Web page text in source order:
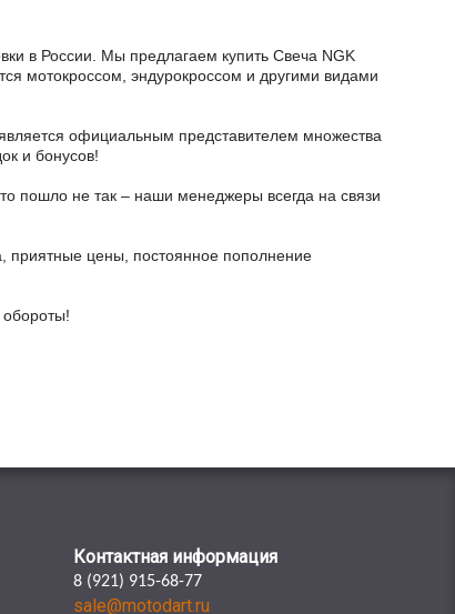
в России. Мы предлагаем купить Свеча NGK
мотокроссом, эндурокроссом и другими видами
официальным представителем множества
и бонусов!
пошло не так – наши менеджеры всегда на связи
приятные цены, постоянное пополнение
Контактная информация
8 (921) 915-68-77
sale@motodart.ru